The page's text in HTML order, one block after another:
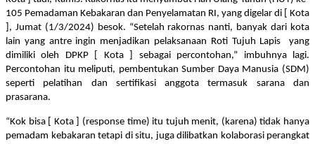
105 Pemadaman Kebakaran dan Penyelamatan RI, yang digelar di [ Kota
], Jumat (1/3/2024) besok. “Setelah rakornas nanti, banyak dari kota
lain yang antre ingin menjadikan pelaksanaan Roti Tujuh Lapis yang
dimiliki oleh DPKP [ Kota ] sebagai percontohan,” imbuhnya lagi.
Percontohan itu meliputi, pembentukan Sumber Daya Manusia (SDM)
seperti pelatihan dan sertifikasi anggota termasuk sarana dan
prasarana.
“Kok bisa [ Kota ] (response time) itu tujuh menit, (karena) tidak hanya
pemadam kebakaran tetapi di situ, juga dilibatkan kolaborasi perangkat